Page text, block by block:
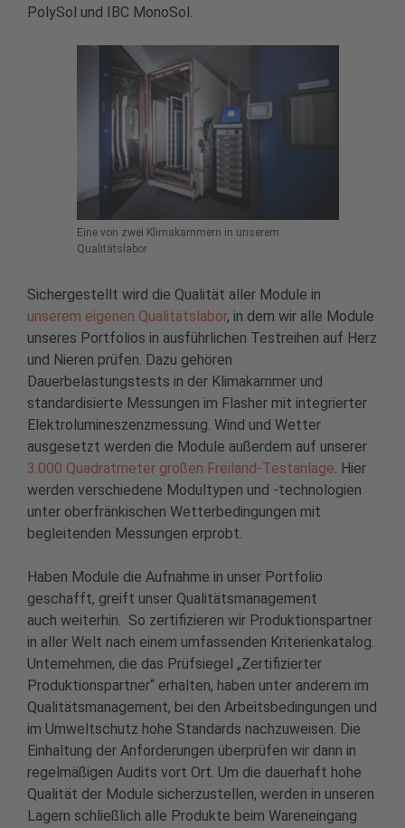
PolySol und IBC MonoSol.
Eine von zwei Klimakammern in unserem
Qualitätslabor
Sichergestellt wird die Qualität aller Module in
unserem eigenen Qualitätslabor, in dem wir alle Module
unseres Portfolios in ausführlichen Testreihen auf Herz
und Nieren prüfen. Dazu gehören
Dauerbelastungstests in der Klimakammer und
standardisierte Messungen im Flasher mit integrierter
Elektrolumineszenzmessung. Wind und Wetter
ausgesetzt werden die Module außerdem auf unserer
3.000 Quadratmeter großen Freiland-Testanlage. Hier
werden verschiedene Modultypen und -technologien
unter oberfränkischen Wetterbedingungen mit
begleitenden Messungen erprobt.
Haben Module die Aufnahme in unser Portfolio
geschafft, greift unser Qualitätsmanagement
auch weiterhin. So zertifizieren wir Produktionspartner
in aller Welt nach einem umfassenden Kriterienkatalog.
Unternehmen, die das Prüfsiegel „Zertifizierter
Produktionspartner“ erhalten, haben unter anderem im
Qualitätsmanagement, bei den Arbeitsbedingungen und
im Umweltschutz hohe Standards nachzuweisen. Die
Einhaltung der Anforderungen überprüfen wir dann in
regelmäßigen Audits vort Ort. Um die dauerhaft hohe
Qualität der Module sicherzustellen, werden in unseren
Lagern schließlich alle Produkte beim Wareneingang